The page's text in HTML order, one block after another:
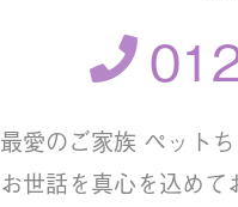
最愛のご家族 ペット
お世話を真心を込めて